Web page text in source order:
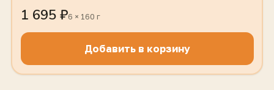
1 695 ₽6 × 160 г
Добавить в корзину